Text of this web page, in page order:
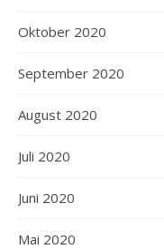
Oktober 2020
September 2020
August 2020
Juli 2020
Juni 2020
Mai 2020